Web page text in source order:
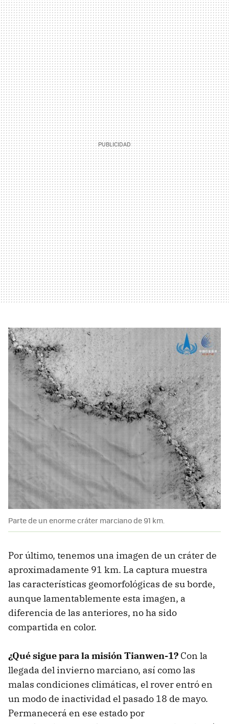
Parte de un enorme cráter marciano de 91 km.
Por último, tenemos una imagen de un cráter de
aproximadamente 91 km. La captura muestra
las características geomorfológicas de su borde,
aunque lamentablemente esta imagen, a
diferencia de las anteriores, no ha sido
compartida en color.
¿Qué sigue para la misión Tianwen-1? Con la
llegada del invierno marciano, así como las
malas condiciones climáticas, el rover entró en
un modo de inactividad el pasado 18 de mayo.
Permanecerá en ese estado por